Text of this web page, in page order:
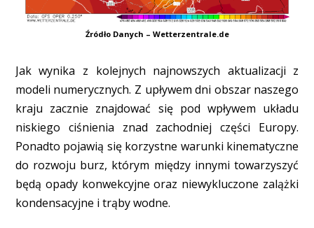
Źródło Danych – Wetterzentrale.de
Jak wynika z kolejnych najnowszych aktualizacji z
modeli numerycznych. Z upływem dni obszar naszego
kraju zacznie znajdować się pod wpływem układu
niskiego ciśnienia znad zachodniej części Europy.
Ponadto pojawią się korzystne warunki kinematyczne
do rozwoju burz, którym między innymi towarzyszyć
będą opady konwekcyjne oraz niewykluczone zalążki
kondensacyjne i trąby wodne.